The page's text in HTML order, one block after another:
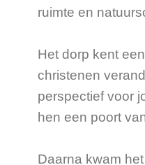
ruimte en
Het dorp kent
christenen
perspectief voor
hen een poort
Daarna kwam